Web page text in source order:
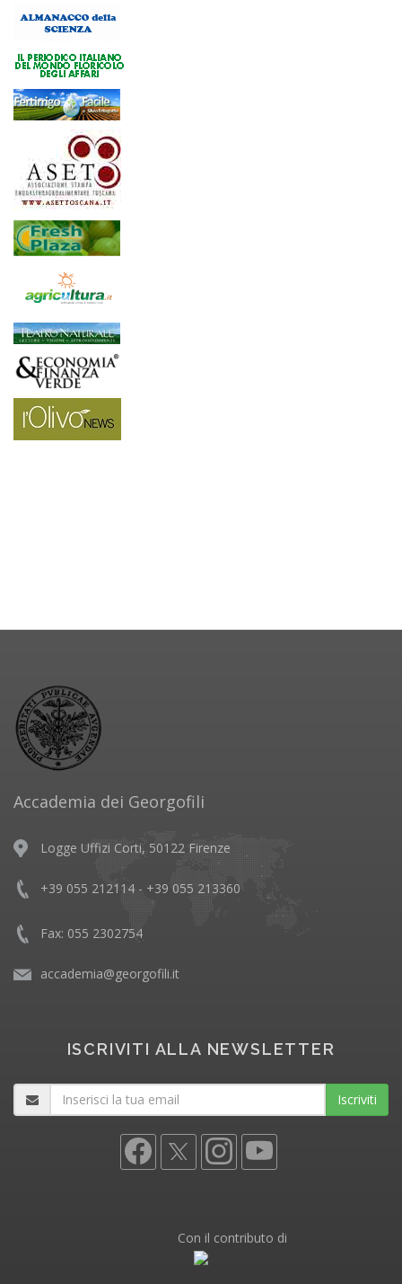
Accademia dei Georgofili
Logge Uffizi Corti, 50122 Firenze
+39 055 212114 - +39 055 213360
Fax: 055 2302754
accademia@georgofili.it
ISCRIVITI ALLA NEWSLETTER
Iscriviti
Con il contributo di